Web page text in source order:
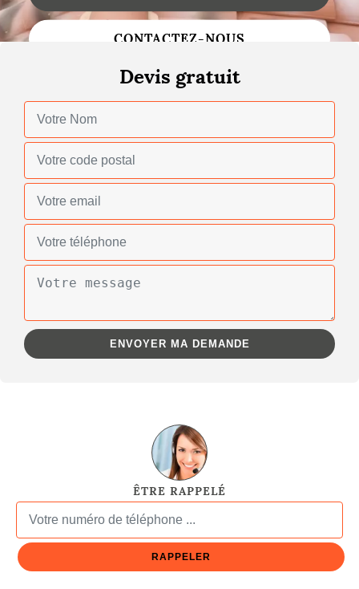
Changement de toiture
Gouttières
Réparation de toiture
CONTACTEZ-NOUS
Devis gratuit
ÊTRE RAPPELÉ